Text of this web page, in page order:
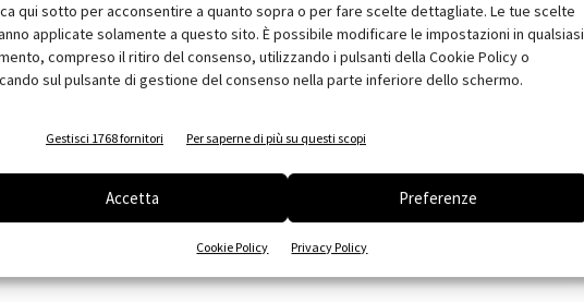
qui sotto per acconsentire a quanto sopra o per fare scelte dettagliate. Le tue scelte
applicate solamente a questo sito. È possibile modificare le impostazioni in qualsiasi
compreso il ritiro del consenso, utilizzando i pulsanti della Cookie Policy o
sul pulsante di gestione del consenso nella parte inferiore dello schermo.
Gestisci 1768 fornitori Per saperne di più su questi scopi
Accetta Preferenze
Cookie Policy Privacy Policy